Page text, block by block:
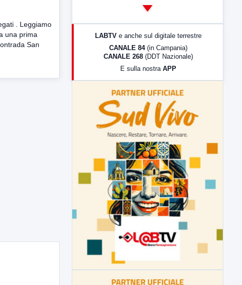
. Leggiamo
una prima
San
LabNews (Diretta)
LabNews (replica)
LABTV e anche sul digitale terrestre
CANALE 84 (in Campania)
CANALE 268 (DDT Nazionale)
E sulla nostra APP